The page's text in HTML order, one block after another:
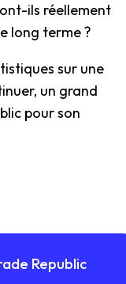
ils réellement
long terme ?
sur une
un grand
pour son
Republic